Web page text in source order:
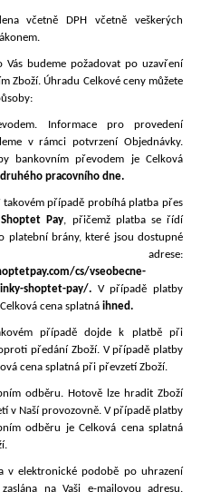
včetně DPH včetně veškerých
Vás budeme požadovat po uzavření
Zboží. Úhradu Celkové ceny můžete
Informace pro provedení
v rámci potvrzení Objednávky.
bankovním převodem je Celková
druhého pracovního dne.
takovém případě probíhá platba přes
Shoptet Pay , přičemž platba se řídí
platební brány, které jsou dostupné
cs/vseobecne-
shoptet-pay/. V případě platby
cena splatná ihned.
případě dojde k platbě při
předání Zboží. V případě platby
cena splatná při převzetí Zboží.
odběru. Hotově lze hradit Zboží
v Naší provozovně. V případě platby
odběru je Celková cena splatná
v elektronické podobě po uhrazení
na Vaši e-mailovou adresu.